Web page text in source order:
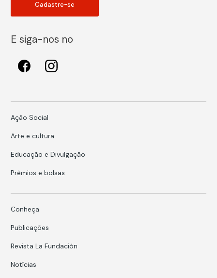
Cadastre-se
E siga-nos no
Ação Social
Arte e cultura
Educação e Divulgação
Prêmios e bolsas
Conheça
Publicações
Revista La Fundación
Notícias